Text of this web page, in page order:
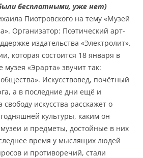
бесплатными, уже нет)
Пиотровского на тему «Музей
Организатор: Поэтический арт-
издательства «Электролит».
которая состоится 18 января в
«Эрарта» звучит так:
Искусствовед, почётный
а в последние дни ещё и
искусства расскажет о
культуры, каким он
и предметы, достойные в них
время у мыслящих людей
и противоречий, стали